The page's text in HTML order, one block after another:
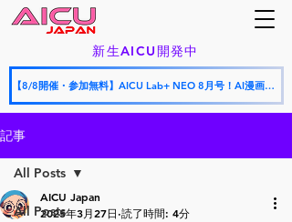
新生AICU開発中
【8/8開催・参加無料】AICU Lab+ NEO 8月号！AI漫画フェスティバル授賞式 × AICU怒涛の新サービス発表会
記事
All Posts
All Posts
AICU Japan
2025年3月27日 読了時間: 4分